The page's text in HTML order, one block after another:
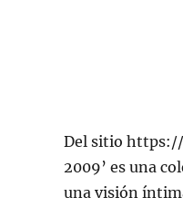
Del sitio https://
2009’ es una
una visión